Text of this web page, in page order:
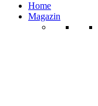
Home
Magazin